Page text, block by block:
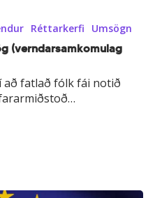
Réttarkerfi Umsögn
(verndarsamkomulag
að fatlað fólk fái notið